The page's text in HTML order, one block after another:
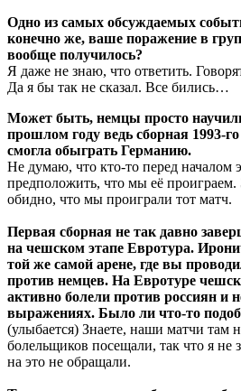
Одно из самых обсуждаемых
конечно же, ваше поражение в
вообще получилось?
Я даже не знаю, что ответить.
Да я бы так не сказал. Все бились…
Может быть, немцы просто
прошлом году ведь сборная 1993-
смогла обыграть Германию.
Не думаю, что кто-то перед началом
предположить, что мы её
обидно, что мы проиграли тот матч.
Первая сборная не так давно
на чешском этапе Евротура.
той же самой арене, где вы
против немцев. На Евротуре
активно болели против россиян и
выражениях. Было ли что-то
(улыбается) Знаете, наши матчи там
болельщиков посещали, так что я не
на это не обращали.